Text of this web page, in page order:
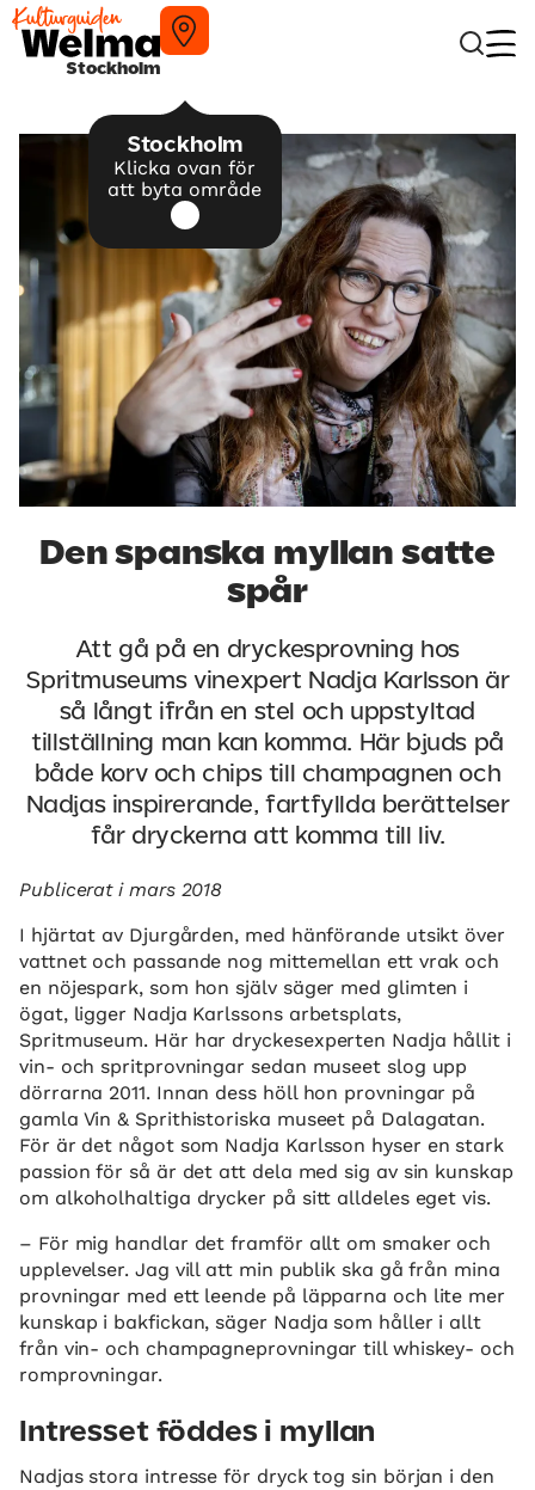
Stockholm
Stockholm
Klicka ovan för
att byta område
Den spanska myllan satte
spår
Att gå på en dryckesprovning hos
Spritmuseums vinexpert Nadja Karlsson är
så långt ifrån en stel och uppstyltad
tillställning man kan komma. Här bjuds på
både korv och chips till champagnen och
Nadjas inspirerande, fartfyllda berättelser
får dryckerna att komma till liv.
Publicerati mars 2018
I hjärtat av Djurgården, med hänförande utsikt över
vattnet och passande nog mittemellan ett vrak och
en nöjespark, som hon själv säger med glimten i
ögat, ligger Nadja Karlssons arbetsplats,
Spritmuseum. Här har dryckesexperten Nadja hållit i
vin- och spritprovningar sedan museet slog upp
dörrarna 2011. Innan dess höll hon provningar på
gamla Vin & Sprithistoriska museet på Dalagatan.
För är det något som Nadja Karlsson hyser en stark
passion för så är det att dela med sig av sin kunskap
om alkoholhaltiga drycker på sitt alldeles eget vis.
– För mig handlar det framför allt om smaker och
upplevelser. Jag vill att min publik ska gå från mina
provningar med ett leende på läpparna och lite mer
kunskap i bakfickan, säger Nadja som håller i allt
från vin- och champagneprovningar till whiskey- och
romprovningar.
Intresset föddes i myllan
Nadjas stora intresse för dryck tog sin början i den